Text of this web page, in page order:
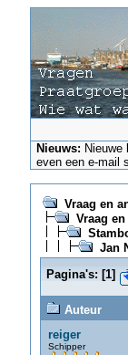
Nieuws:
even een e-mail
Vraag en
Vraag
Jan
Pagina's: [1]
Auteur
reiger
Schipper